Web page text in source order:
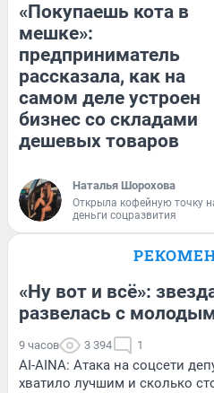
«Покупаешь кота в
мешке»:
предприниматель
рассказала, как на
самом деле устроен
бизнес со складами
дешевых товаров
Наталья Шорохова
Открыла кофейную точку
деньги соцразвития
«Ну вот и всё»:
развелась с
9 часов 3 394 1
AI-AINA: Атака на соцсети
хватило лучшим и сколько